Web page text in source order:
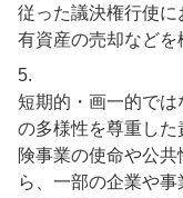
従った議決権行使
有資産の売却などを
5.
短期的・画一的では
の多様性を尊重し
険事業の使命や公
ら、一部の企業や